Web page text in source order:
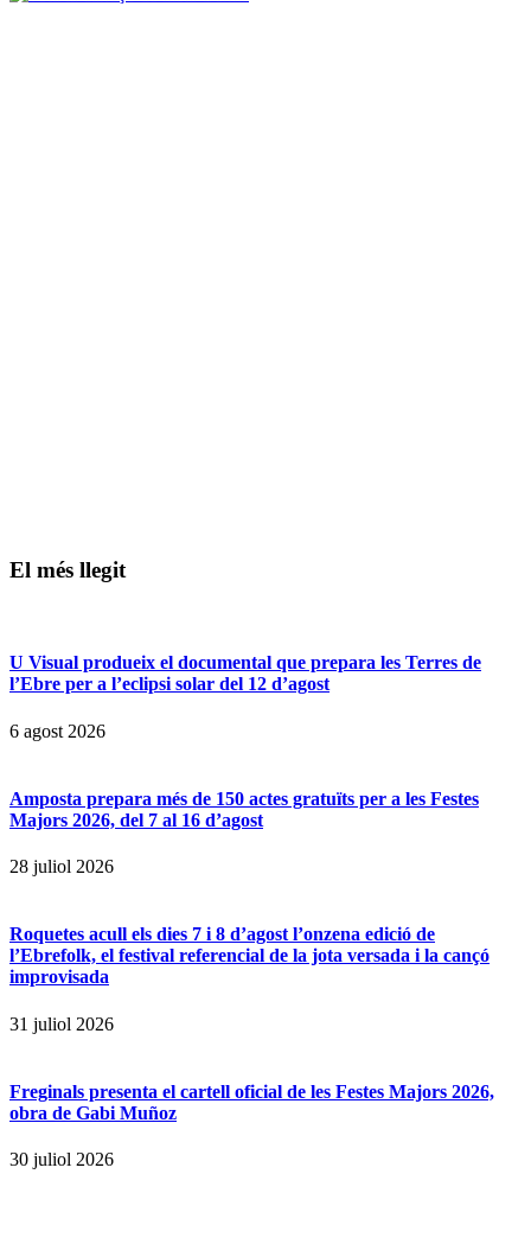
El més llegit
U Visual produeix el documental que prepara les Terres de
l’Ebre per a l’eclipsi solar del 12 d’agost
6 agost 2026
Amposta prepara més de 150 actes gratuïts per a les Festes
Majors 2026, del 7 al 16 d’agost
28 juliol 2026
Roquetes acull els dies 7 i 8 d’agost l’onzena edició de
l’Ebrefolk, el festival referencial de la jota versada i la cançó
improvisada
31 juliol 2026
Freginals presenta el cartell oficial de les Festes Majors 2026,
obra de Gabi Muñoz
30 juliol 2026